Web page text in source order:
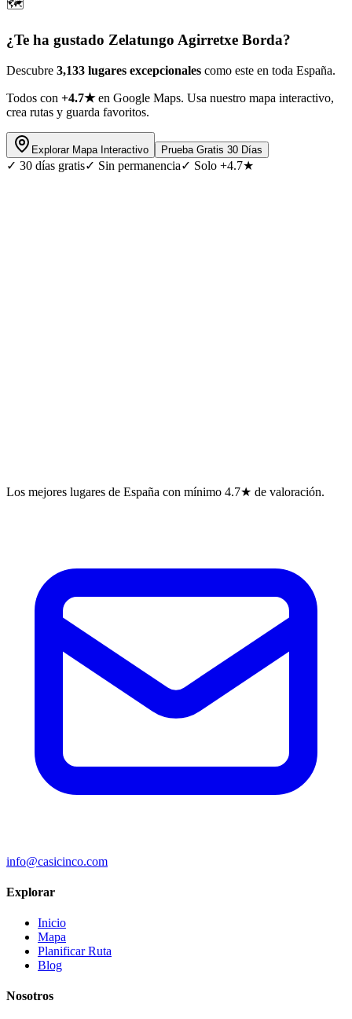
🗺️
¿Te ha gustado Zelatungo Agirretxe Borda?
Descubre 3,133 lugares excepcionales como este en toda España.
Todos con +4.7★en Google Maps. Usa nuestro mapa interactivo,
crea rutas y guarda favoritos.
Explorar Mapa Interactivo Prueba Gratis 30 Días
✓ 30 días gratis✓ Sin permanencia✓ Solo +4.7★
Los mejores lugares de España con mínimo 4.7★ de valoración.
info@casicinco.com
Explorar
Inicio
Mapa
Planificar Ruta
Blog
Nosotros